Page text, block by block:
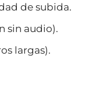
de subida.
sin audio).
largas).